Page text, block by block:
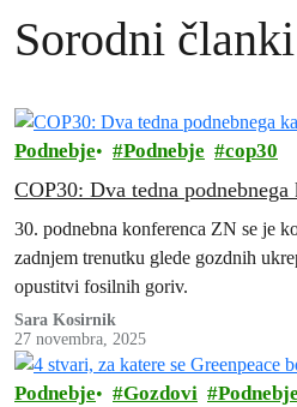
Sorodni članki
Podnebje Podnebje cop30
COP30: Dva tedna podnebnega
30. podnebna konferenca ZN se je
zadnjem trenutku glede gozdnih
opustitvi fosilnih goriv.
Sara Kosirnik
27 novembra, 2025
Podnebje Gozdovi Podnebje